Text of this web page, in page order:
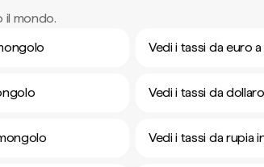
il mondo.
Vedi i tassi da euro
Vedi i tassi da
Vedi i tassi da rupia